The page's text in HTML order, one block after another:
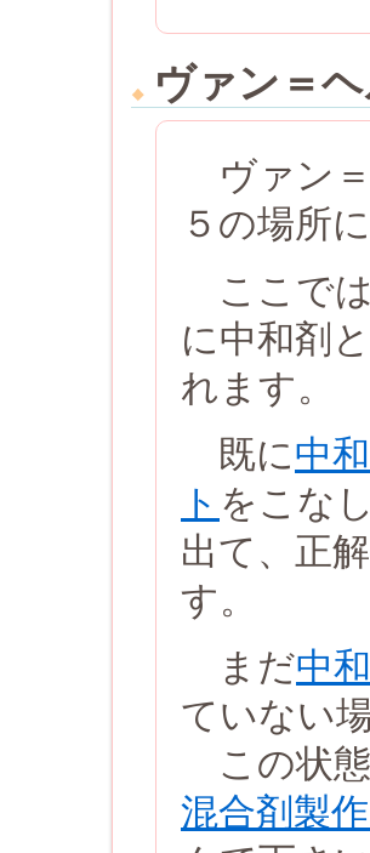
ヴァン＝
ヴァン
５の場所
ここで
に中和剤
れます。
既に中
ト をこな
出て、正
す。
まだ中
ていない
この状
混合剤製